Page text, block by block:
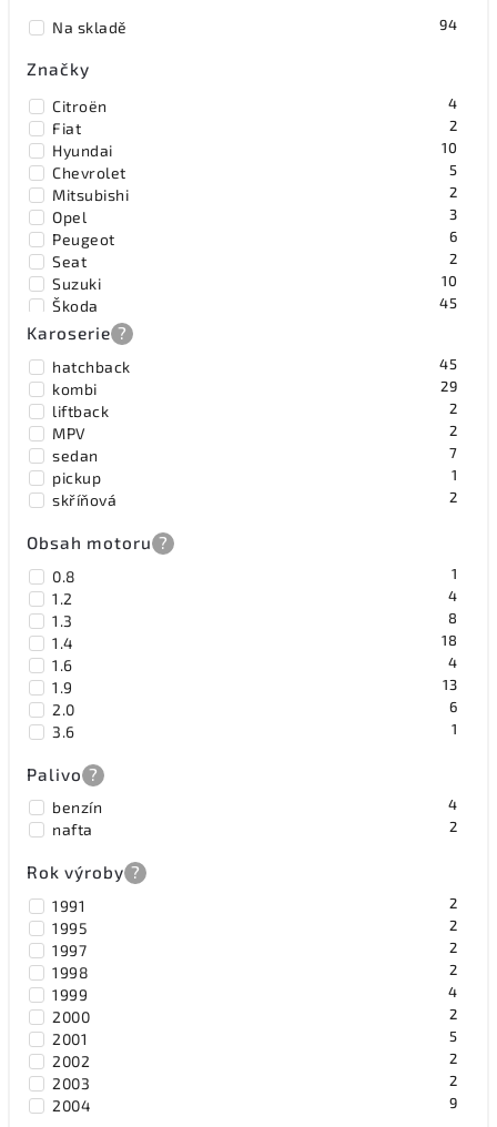
Na skladě 94
Značky
Citroën 4
Fiat 2
Hyundai 10
Chevrolet 5
Mitsubishi 2
Opel 3
Peugeot 6
Seat 2
Suzuki 10
Škoda 45
Volkswagen
Karoserie ?
hatchback 45
kombi 29
liftback 2
MPV 2
sedan 7
pickup 1
skříňová 2
Obsah motoru ?
0.8 1
1.2 4
1.3 8
1.4 18
1.6 4
1.9 13
2.0 6
3.6 1
Palivo ?
benzín 4
nafta 2
Rok výroby ?
1991 2
1995 2
1997 2
1998 2
1999 4
2000 2
2001 5
2002 2
2003 2
2004 9